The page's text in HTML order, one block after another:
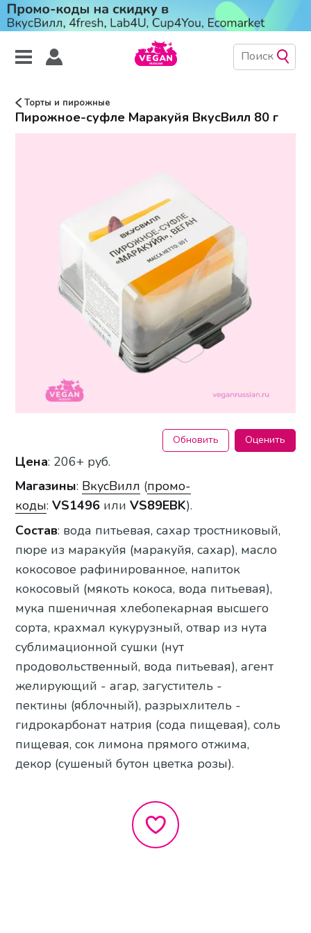
Торты и пирожные
Пирожное-суфле Маракуйя ВкусВилл 80 г
Обновить Оценить
Цена: 206+ руб.
Магазины: ВкусВилл (промо-
коды:VS1496 или VS89EBK).
Состав: вода питьевая, сахар тростниковый,
пюре из маракуйя (маракуйя, сахар), масло
кокосовое рафинированное, напиток
кокосовый (мякоть кокоса, вода питьевая),
мука пшеничная хлебопекарная высшего
сорта, крахмал кукурузный, отвар из нута
сублимационной сушки (нут
продовольственный, вода питьевая), агент
желирующий - агар, загуститель -
пектины (яблочный), разрыхлитель -
гидрокарбонат натрия (сода пищевая), соль
пищевая, сок лимона прямого отжима,
декор (сушеный бутон цветка розы).